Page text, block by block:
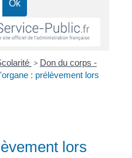
> Don du corps -
: prélèvement lors
lors